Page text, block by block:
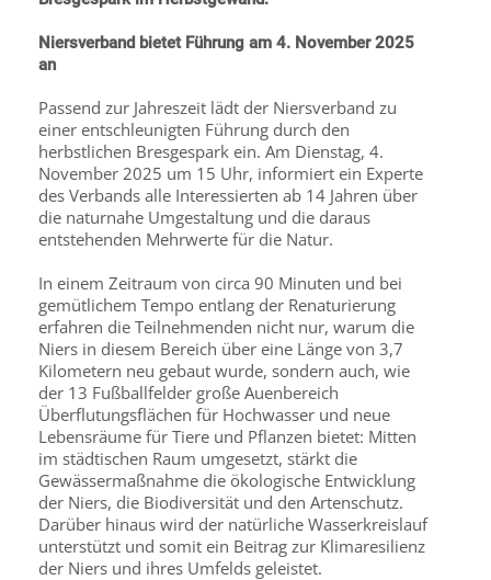
Niersverband bietet Führung am 4. November 2025
an
Passend zur Jahreszeit lädt der Niersverband zu
einer entschleunigten Führung durch den
herbstlichen Bresgespark ein. Am Dienstag, 4.
November 2025 um 15 Uhr, informiert ein Experte
des Verbands alle Interessierten ab 14 Jahren über
die naturnahe Umgestaltung und die daraus
entstehenden Mehrwerte für die Natur.
In einem Zeitraum von circa 90 Minuten und bei
gemütlichem Tempo entlang der Renaturierung
erfahren die Teilnehmenden nicht nur, warum die
Niers in diesem Bereich über eine Länge von 3,7
Kilometern neu gebaut wurde, sondern auch, wie
der 13 Fußballfelder große Auenbereich
Überflutungsflächen für Hochwasser und neue
Lebensräume für Tiere und Pflanzen bietet: Mitten
im städtischen Raum umgesetzt, stärkt die
Gewässermaßnahme die ökologische Entwicklung
der Niers, die Biodiversität und den Artenschutz.
Darüber hinaus wird der natürliche Wasserkreislauf
unterstützt und somit ein Beitrag zur Klimaresilienz
der Niers und ihres Umfelds geleistet.